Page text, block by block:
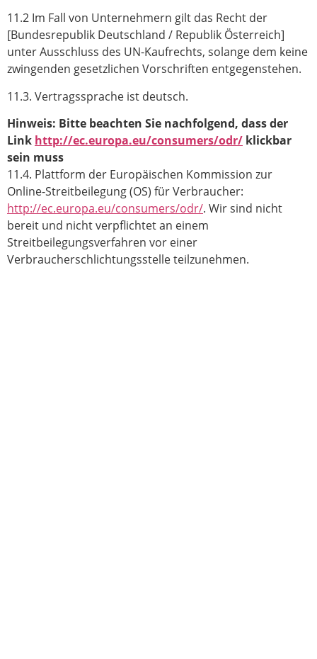
11.2 Im Fall von Unternehmern gilt das Recht der
[Bundesrepublik Deutschland / Republik Österreich]
unter Ausschluss des UN-Kaufrechts, solange dem keine
zwingenden gesetzlichen Vorschriften entgegenstehen.
11.3. Vertragssprache ist deutsch.
Hinweis: Bitte beachten Sie nachfolgend, dass der
Link http://ec.europa.eu/consumers/odr/ klickbar
sein muss
11.4. Plattform der Europäischen Kommission zur
Online-Streitbeilegung (OS) für Verbraucher:
http://ec.europa.eu/consumers/odr/. Wir sind nicht
bereit und nicht verpflichtet an einem
Streitbeilegungsverfahren vor einer
Verbraucherschlichtungsstelle teilzunehmen.